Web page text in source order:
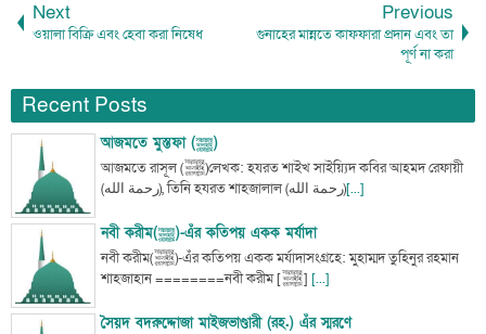
Next
ওয়ালা বিক্রি এবং হেবা করা নিষেধ
Previous
গুনাহের মান্নতে কাফফারা প্রদান এবং তা
পূর্ণ না করা
Recent Posts
আজমতে মুস্তফা (ﷺ)
আজমতে রাসূল (ﷺ)লেখক: হযরত শাইখ সাইয়্যিদ কবির আহমদ রেফায়ী
(رحمة الله), তিনি হযরত শাহজালাল (رحمة الله)[...]
নবী করীম(ﷺ)-এঁর কতিপয় একক মর্যাদা
নবী করীম(ﷺ)-এঁর কতিপয় একক মর্যাদাসংগ্রহে: মুহাম্মদ তুহিনুর রহমান
শাহজাহান ========নবী করীম [ﷺ] [...]
সৈয়দ বদরুদ্দোজা মাইজভাণ্ডারী (রহ.) এঁর স্মরণে